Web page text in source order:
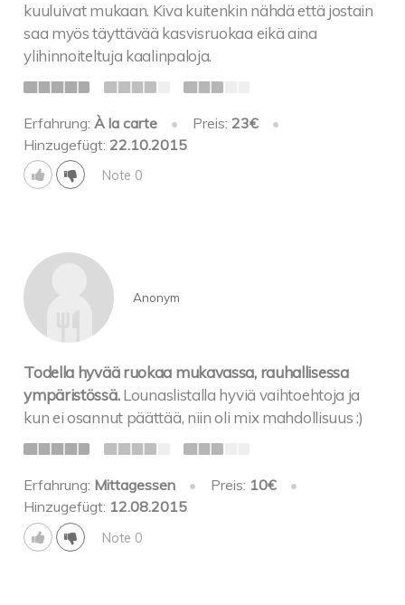
kuuluivat mukaan. Kiva kuitenkin nähdä että jostain
saa myös täyttävää kasvisruokaa eikä aina
ylihinnoiteltuja kaalinpaloja.
Erfahrung:À la carte • Preis: 23€
•
Hinzugefügt: 22.10.2015
Note 0
Anonym
Todella hyvää ruokaa mukavassa, rauhallisessa
ympäristössä. Lounaslistalla hyviä vaihtoehtoja ja
kun ei osannut päättää, niin oli mix mahdollisuus :)
Erfahrung: Mittagessen • Preis: 10€
•
Hinzugefügt: 12.08.2015
Note 0